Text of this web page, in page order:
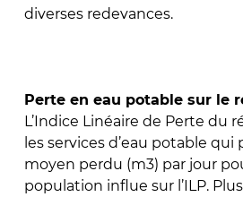
diverses redevances.
Perte en eau potable sur le
L’Indice Linéaire de Perte du
les services d’eau potable
moyen perdu (m3) par jour
population influe sur l’ILP.